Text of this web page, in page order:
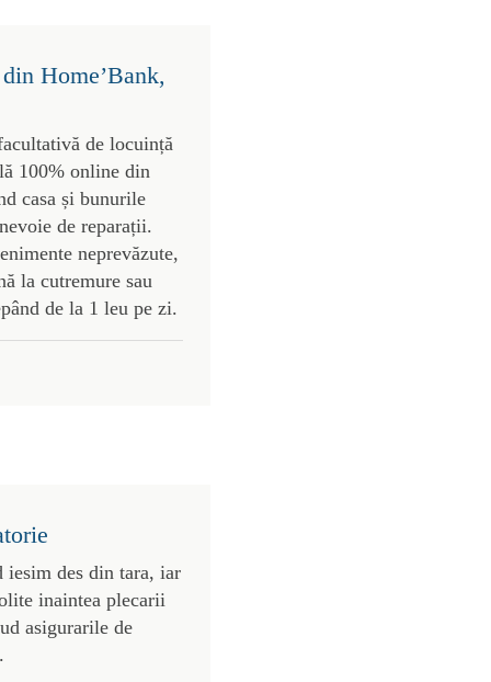
Home’Bank,
de locuință
100% online din
casa și bunurile
de reparații.
neprevăzute,
la cutremure sau
de la 1 leu pe zi.
iesim des din tara, iar
inaintea plecarii
asigurarile de